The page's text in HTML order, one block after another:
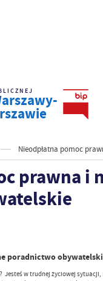
Nieodpłatna pomoc
prawna i
poradnictwo
w trudnej życiowej sytuacji,